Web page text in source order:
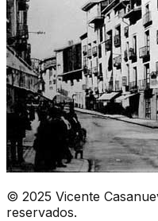
© 2025 Vicente
reservados.